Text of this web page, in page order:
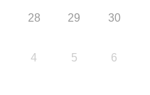
28 29 30
4 5 6